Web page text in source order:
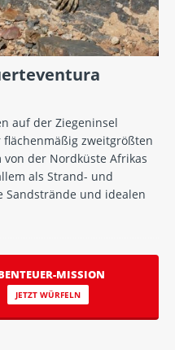
auf der Ziegeninsel
zweitgrößten
der Nordküste Afrikas
als Strand- und
Sandstrände und idealen
MISSION
JETZT WÜRFELN